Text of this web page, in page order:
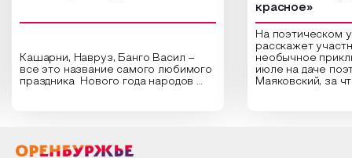
Кашарни, Навруз, Банго Васил –
все это название самого любимого
праздника Нового года народов
о том, как встречают новый год в
красное»
На поэтическом
расскажет
необычное
июле на даче
Маяковский, за